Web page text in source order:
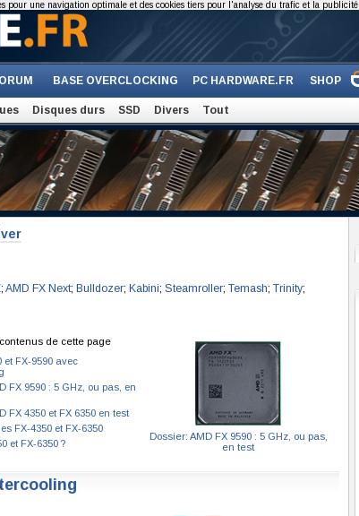
BASE OVERCLOCKING PC HARDWARE.FR SHOP
Disques durs SSD Divers Tout
; AMD FX Next; Bulldozer; Kabini; Steamroller; Temash; Trinity;
de cette page
et FX-9590 avec
FX 9590 : 5 GHz, ou pas, en
FX 4350 et FX 6350 en test
FX-4350 et FX-6350
et FX-6350 ?
Dossier: AMD FX 9590 : 5 GHz, ou pas,
en test
pour une navigation optimale et des cookies tiers pour l'analyse du trafic et la publicité